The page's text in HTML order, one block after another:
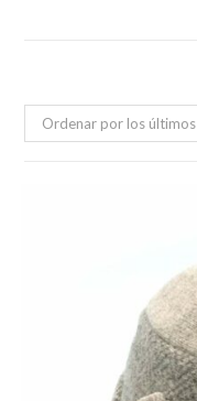
Ordenar por los últimos